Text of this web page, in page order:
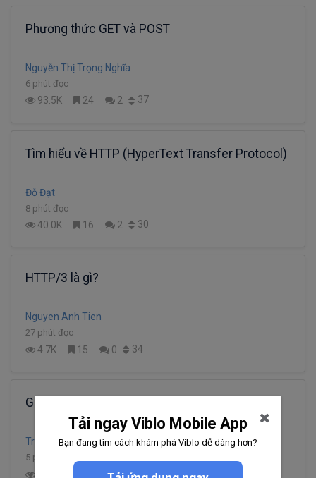
Phương thức GET và POST
Nguyễn Thị Trọng Nghĩa
6 phút đọc
93.5K 24 2 37
Tìm hiểu về HTTP (HyperText Transfer Protocol)
Đỗ Đạt
8 phút đọc
40.0K 16 2 30
HTTP/3 là gì?
Nguyen Anh Tien
27 phút đọc
4.7K 15 0 34
Giải thích về connect React-redux
Truong Bui
5 phút đọc
2 26
Tải ngay Viblo Mobile App
Bạn đang tìm cách khám phá Viblo dễ dàng hơn?